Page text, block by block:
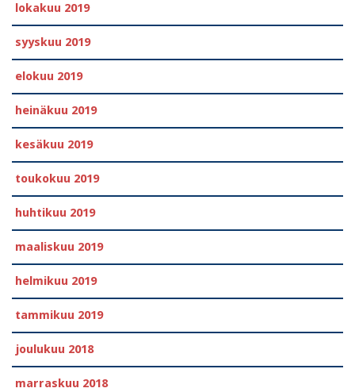
lokakuu 2019
syyskuu 2019
elokuu 2019
heinäkuu 2019
kesäkuu 2019
toukokuu 2019
huhtikuu 2019
maaliskuu 2019
helmikuu 2019
tammikuu 2019
joulukuu 2018
marraskuu 2018